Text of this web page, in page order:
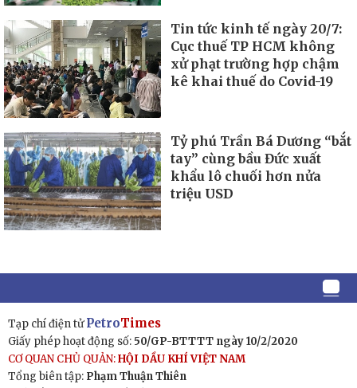
Tin tức kinh tế ngày 20/7:
Cục thuế TP HCM không
xử phạt trường hợp chậm
kê khai thuế do Covid-19
Tỷ phú Trần Bá Dương “bắt
tay” cùng bầu Đức xuất
khẩu lô chuối hơn nửa
triệu USD
Tạp chí điện tửPetroTimes
Giấy phép hoạt động số: 50/GP-BTTTT ngày 10/2/2020
CƠ QUAN CHỦ QUẢN:HỘI DẦU KHÍ VIỆT NAM
Tổng biên tập: Phạm Thuận Thiên